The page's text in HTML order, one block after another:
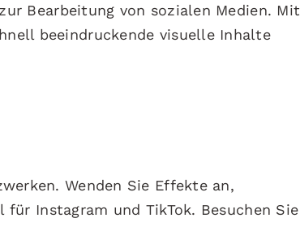
Bearbeitung von sozialen Medien. Mit
beeindruckende visuelle Inhalte
Wenden Sie Effekte an,
Instagram und TikTok. Besuchen Sie